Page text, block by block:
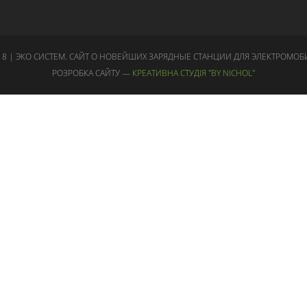
| ЭКО СИСТЕМ. САЙТ О НОВЕЙШИХ ЗАРЯДНЫЕ СТАНЦИИ ДЛЯ
РОЗРОБКА САЙТУ — КРЕАТИВНА СТУДІЯ "BY NICHOL"